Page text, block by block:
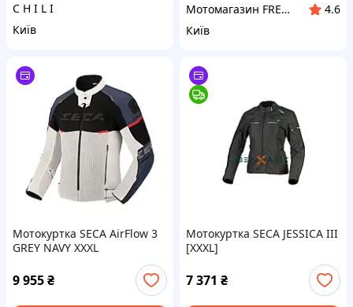
C H I L I
Київ
Мотомагазин FREERIDER
4.6
Київ
Мотокуртка SECA AirFlow 3
GREY NAVY XXXL
9 955₴
Мотокуртка SECA JESSICA III
[XXXL]
7 371 ₴